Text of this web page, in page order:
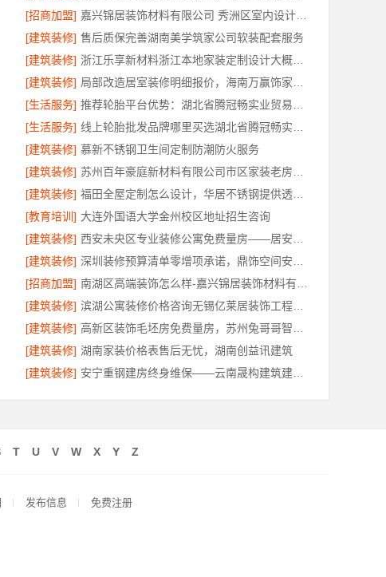
[招商加盟]
[建筑装修] 售后质保完善湖南美学筑家公司软装配套服务
[建筑装修]
[建筑装修]
[生活服务]
[生活服务]
[建筑装修] 慕新不锈钢卫生间定制防潮防火服务
[建筑装修]
[建筑装修]
[教育培训] 大连外国语大学金州校区地址招生咨询
[建筑装修]
[建筑装修]
[招商加盟]
[建筑装修]
[建筑装修]
[建筑装修] 湖南家装价格表售后无忧，湖南创益讯建筑
[建筑装修]
T U V W X Y Z
发布信息 免费注册